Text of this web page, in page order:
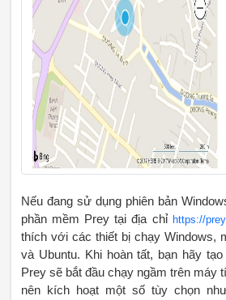
Nếu đang sử dụng phiên bản
phần mềm Prey tại địa chỉ https://
thích với các thiết bị chạy Windows,
và Ubuntu. Khi hoàn tất, bạn hãy
Prey sẽ bắt đầu chạy ngầm trên máy
nên kích hoạt một số tùy chọn